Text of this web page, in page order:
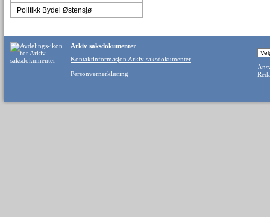
Politikk Bydel Østensjø
Arkiv saksdokumenter
Kontaktinformasjon Arkiv saksdokumenter
Personvernerklæring